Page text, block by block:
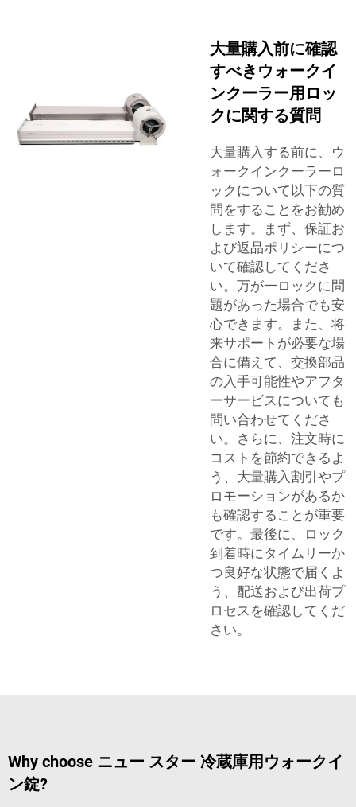
大量購入前に確認
すべきウォークイ
ンクーラー用ロッ
クに関する質問
大量購入する前に、ウ
ォークインクーラーロ
ックについて以下の質
問をすることをお勧め
します。まず、保証お
よび返品ポリシーにつ
いて確認してくださ
い。万が一ロックに問
題があった場合でも安
心できます。また、将
来サポートが必要な場
合に備えて、交換部品
の入手可能性やアフタ
ーサービスについても
問い合わせてくださ
い。さらに、注文時に
コストを節約できるよ
う、大量購入割引やプ
ロモーションがあるか
も確認することが重要
です。最後に、ロック
到着時にタイムリーか
つ良好な状態で届くよ
う、配送および出荷プ
ロセスを確認してくだ
さい。
Why choose ニュー スター 冷蔵庫用ウォークイ
ン錠?